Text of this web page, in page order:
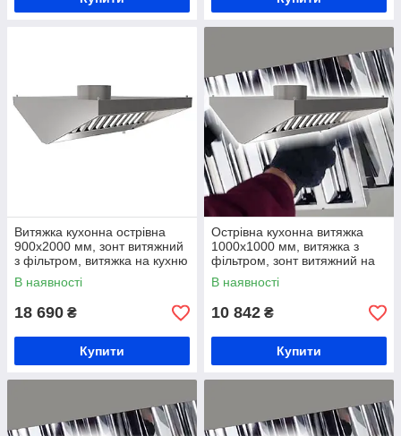
Витяжка кухонна острівна
900х2000 мм, зонт витяжний
з фільтром, витяжка на кухню
з жирозбирачем, витяжна
вентиляція на кухню
В наявності
18 690 ₴
Купити
Острівна кухонна витяжка
1000х1000 мм, витяжка з
фільтром, зонт витяжний на
кухню, вентеляційна витяжка
зі жирозбирачем
В наявності
10 842 ₴
Купити